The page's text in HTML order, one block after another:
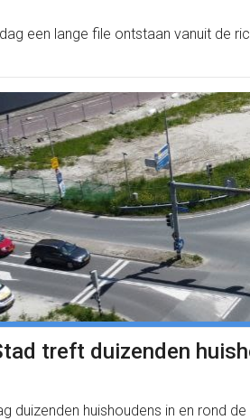
een lange file ontstaan vanuit de
treft duizenden
duizenden huishoudens in en rond